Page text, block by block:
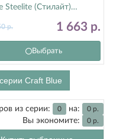
Steelite (Стилайт)
1 663 р.
р.
Выбрать
Craft Blue
из серии: 0 на: 0 р.
Вы экономите: 0 р.